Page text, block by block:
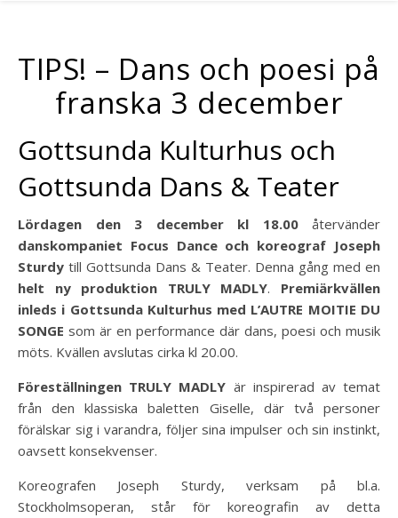
TIPS! – Dans och poesi på
franska 3 december
Gottsunda Kulturhus och
Gottsunda Dans & Teater
Lördagen den 3 december kl 18.00återvänder
danskompaniet Focus Dance och koreograf Joseph
Sturdy till Gottsunda Dans & Teater. Denna gång med en
helt ny produktion TRULY MADLY. Premiärkvällen
inleds i Gottsunda Kulturhus med L’AUTRE MOITIE DU
SONGE som är en performance där dans, poesi och musik
möts. Kvällen avslutas cirka kl 20.00.
Föreställningen TRULY MADLY är inspirerad av temat
från den klassiska baletten Giselle, där två personer
förälskar sig i varandra, följer sina impulser och sin instinkt,
oavsett konsekvenser.
Koreografen Joseph Sturdy, verksam på bl.a.
Stockholmsoperan, står för koreografin av detta